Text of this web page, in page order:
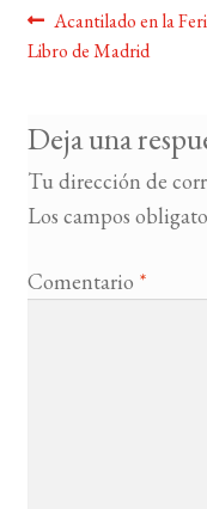
Navegación
de
entradas
Anterior:
Acantilado en la
Libro de Madrid
Deja una
Tu dirección de
Los campos
Comentario *